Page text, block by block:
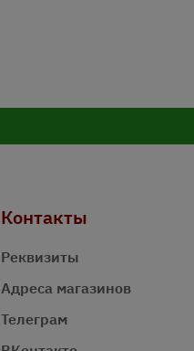
Контакты
Реквизиты
Адреса магазинов
Телеграм